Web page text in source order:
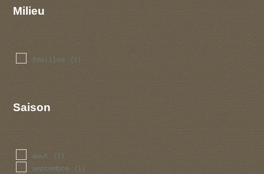
Milieu
feuillus (1)
Saison
aout (1)
septembre (1)